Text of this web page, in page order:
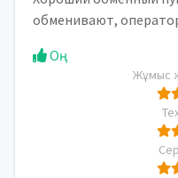
обменивают,
Оң
Жұмыс